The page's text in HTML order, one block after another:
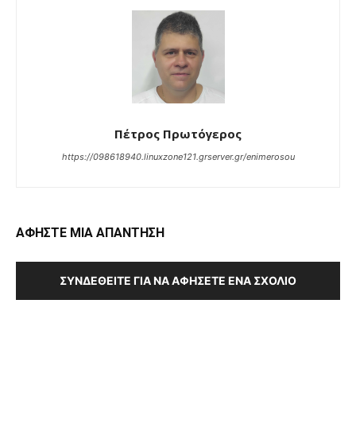
Πέτρος Πρωτόγερος
https://098618940.linuxzone121.grserver.gr/enimerosou
ΑΦΗΣΤΕ ΜΙΑ ΑΠΑΝΤΗΣΗ
ΣΥΝΔΕΘΕΊΤΕ ΓΙΑ ΝΑ ΑΦΉΣΕΤΕ ΈΝΑ ΣΧΌΛΙΟ